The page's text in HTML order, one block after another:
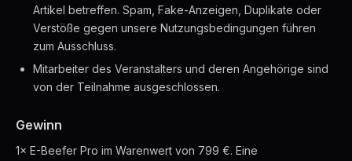
Artikel betreffen. Spam, Fake-Anzeigen, Duplikate oder
Verstöße gegen unsere Nutzungsbedingungen führen
zum Ausschluss.
Mitarbeiter des Veranstalters und deren Angehörige sind
von der Teilnahme ausgeschlossen.
Gewinn
1× E-Beefer Pro im Warenwert von 799 €. Eine